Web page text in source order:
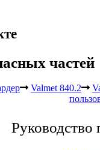
частей
Valmet 840.2
Руководство